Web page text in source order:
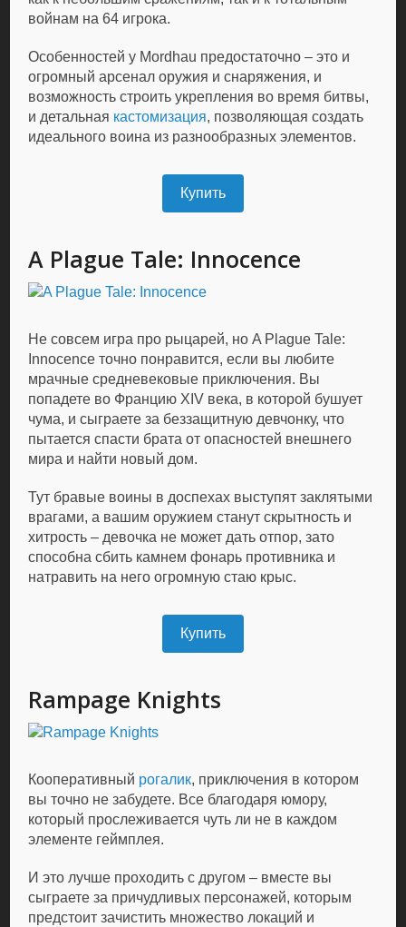
войнам на 64 игрока.
Особенностей у Mordhau предостаточно – это и
огромный арсенал оружия и снаряжения, и
возможность строить укрепления во время битвы,
и детальная кастомизация, позволяющая создать
идеального воина из разнообразных элементов.
Купить
A Plague Tale: Innocence
Не совсем игра про рыцарей, но A Plague Tale:
Innocence точно понравится, если вы любите
мрачные средневековые приключения. Вы
попадете во Францию XIV века, в которой бушует
чума, и сыграете за беззащитную девчонку, что
пытается спасти брата от опасностей внешнего
мира и найти новый дом.
Тут бравые воины в доспехах выступят заклятыми
врагами, а вашим оружием станут скрытность и
хитрость – девочка не может дать отпор, зато
способна сбить камнем фонарь противника и
натравить на него огромную стаю крыс.
Купить
Rampage Knights
Кооперативный рогалик, приключения в котором
вы точно не забудете. Все благодаря юмору,
который прослеживается чуть ли не в каждом
элементе геймплея.
И это лучше проходить с другом – вместе вы
сыграете за причудливых персонажей, которым
предстоит зачистить множество локаций и